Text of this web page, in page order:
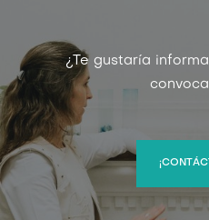
¿Te gustaría